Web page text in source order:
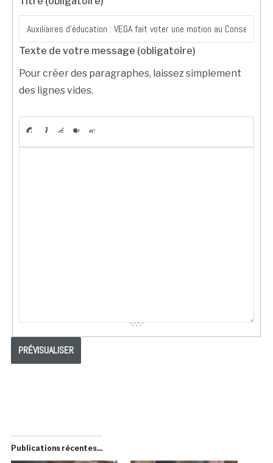
Texte de votre message (obligatoire)
Pour créer des paragraphes, laissez simplement
des lignes vides.
Publications récentes...